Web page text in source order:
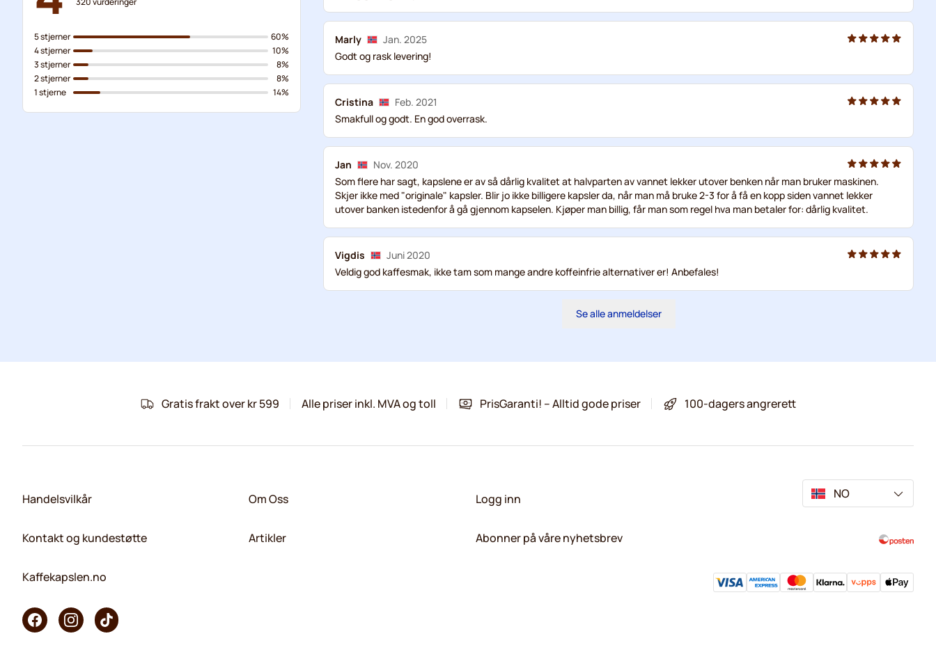
5 stjerner
4 stjerner
3 stjerner
2 stjerner
1 stjerne
60%
10%
8%
8%
14%
Marly
Jan. 2025
Godt og rask levering!
Cristina
Feb. 2021
Smakfull og godt. En god overrask.
Jan
Nov. 2020
Som flere har sagt, kapslene er av så dårlig kvalitet at halvparten av vannet lekker utover benken når man bruker maskinen.
Skjer ikke med "originale" kapsler. Blir jo ikke billigere kapsler da, når man må bruke 2-3 for å få en kopp siden vannet lekker
utover banken istedenfor å gå gjennom kapselen. Kjøper man billig, får man som regel hva man betaler for: dårlig kvalitet.
Vigdis
Juni 2020
Veldig god kaffesmak, ikke tam som mange andre koffeinfrie alternativer er! Anbefales!
Se alle anmeldelser
Gratis frakt over kr 599 Alle priser inkl. MVA og toll PrisGaranti! – Alltid gode priser 100-dagers angrerett
Handelsvilkår
Kontakt og kundestøtte
Kaffekapslen.no
Om Oss
Artikler
Logg inn
Abonner på våre nyhetsbrev
NO